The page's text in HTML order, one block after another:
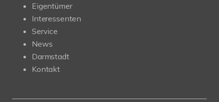
Eigentümer
Interessenten
Service
News
Darmstadt
Kontakt